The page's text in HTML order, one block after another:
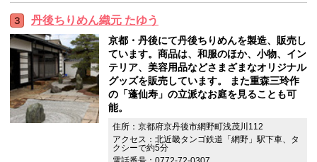
丹後ちりめん織元 たゆう
京都・丹後にて丹後ちりめんを製造、販売し
ています。商品は、和服のほか、小物、イン
テリア、美容用品などさまざまなオリジナル
グッズを販売しています。 また重森三玲作
の「蓬仙寿」の立派なお庭を見ることも可
能。
住所：京都府京丹後市網野町浅茂川112
アクセス：北近畿タンゴ鉄道「網野」駅下車、タ
クシーで約5分